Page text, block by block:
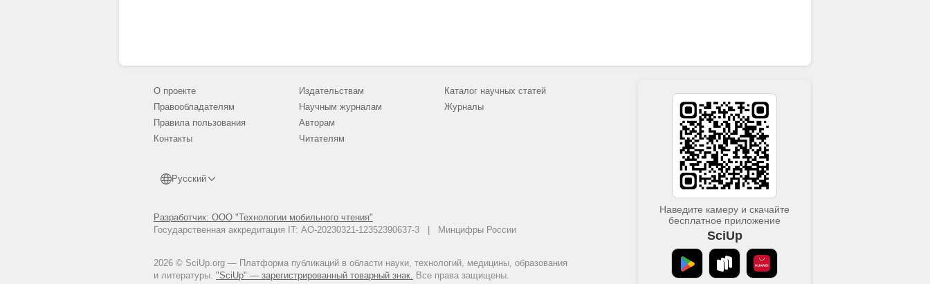
О проекте
Правообладателям
Правила пользования
Контакты
Русский
Разработчик: ООО "Технологии мобильного чтения"
Государственная аккредитация IT: АО-20230321-12352390637-3 | Минцифры России
2026 © SciUp.org — Платформа публикаций в области науки, технологий, медицины, образования
и литературы. "SciUp" — зарегистрированный товарный знак. Все права защищены.
Издательствам
Научным журналам
Авторам
Читателям
Каталог научных статей
Журналы
Наведите камеру и скачайте
бесплатное приложение
SciUp